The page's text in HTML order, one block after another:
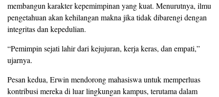
membangun karakter kepemimpinan yang kuat. Menurutnya, ilmu
pengetahuan akan kehilangan makna jika tidak dibarengi dengan
integritas dan kepedulian.
“Pemimpin sejati lahir dari kejujuran, kerja keras, dan empati,”
ujarnya.
Pesan kedua, Erwin mendorong mahasiswa untuk memperluas
kontribusi mereka di luar lingkungan kampus, terutama dalam